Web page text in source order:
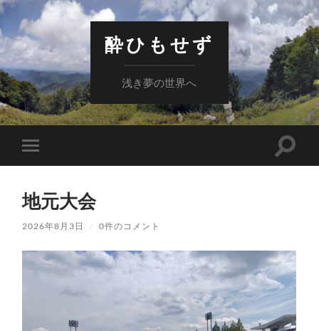
酔ひもせず
浅き夢の世界へ
モ
バ
ル
メ
ニ
ュ
を
切
検
り
替
え
る
地元大会
2026年8月3日 / 0件のコメント